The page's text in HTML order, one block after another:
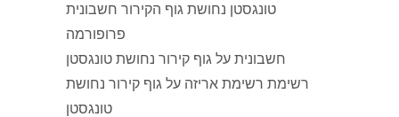
טונגסטן נחושת גוף הקירור חשבונית
פרופורמה
חשבונית על גוף קירור נחושת טונגסטן
רשימת רשימת אריזה על גוף קירור נחושת
טונגסטן